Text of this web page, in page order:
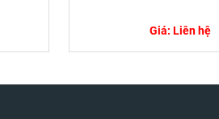
Giá: Liên hệ